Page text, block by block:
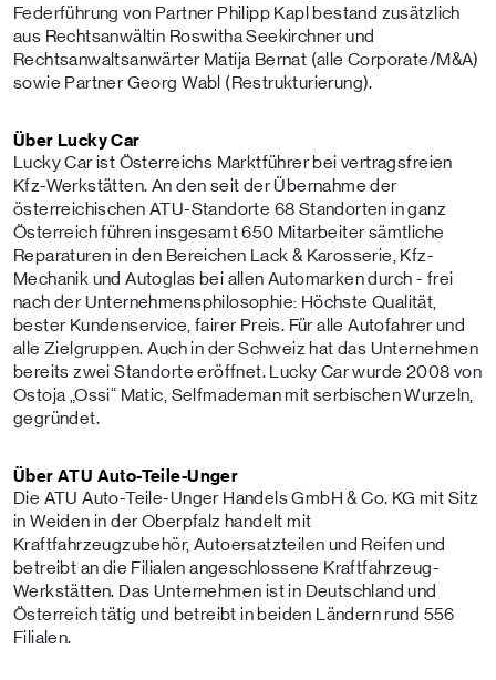
Federführung von Partner Philipp Kapl bestand zusätzlich
aus Rechtsanwältin Roswitha Seekirchner und
Rechtsanwaltsanwärter Matija Bernat (alle Corporate/M&A)
sowie Partner Georg Wabl (Restrukturierung).
Über Lucky Car
Lucky Car ist Österreichs Marktführer bei vertragsfreien
Kfz-Werkstätten. An den seit der Übernahme der
österreichischen ATU-Standorte 68 Standorten in ganz
Österreich führen insgesamt 650 Mitarbeiter sämtliche
Reparaturen in den Bereichen Lack & Karosserie, Kfz-
Mechanik und Autoglas bei allen Automarken durch - frei
nach der Unternehmensphilosophie: Höchste Qualität,
bester Kundenservice, fairer Preis. Für alle Autofahrer und
alle Zielgruppen. Auch in der Schweiz hat das Unternehmen
bereits zwei Standorte eröffnet. Lucky Car wurde 2008 von
Ostoja „Ossi“ Matic, Selfmademan mit serbischen Wurzeln,
gegründet.
Über ATU Auto-Teile-Unger
Die ATU Auto-Teile-Unger Handels GmbH & Co. KG mit Sitz
in Weiden in der Oberpfalz handelt mit
Kraftfahrzeugzubehör, Autoersatzteilen und Reifen und
betreibt an die Filialen angeschlossene Kraftfahrzeug-
Werkstätten. Das Unternehmen ist in Deutschland und
Österreich tätig und betreibt in beiden Ländern rund 556
Filialen.